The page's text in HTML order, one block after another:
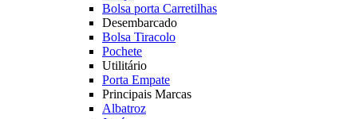
Bolsa porta Carretilhas
Desembarcado
Bolsa Tiracolo
Pochete
Utilitário
Porta Empate
Principais Marcas
Albatroz